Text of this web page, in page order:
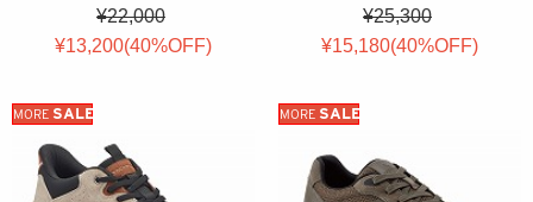
¥22,000
¥13,200(40%OFF)
¥25,300
¥15,180(40%OFF)
MORE SALE MORE SALE